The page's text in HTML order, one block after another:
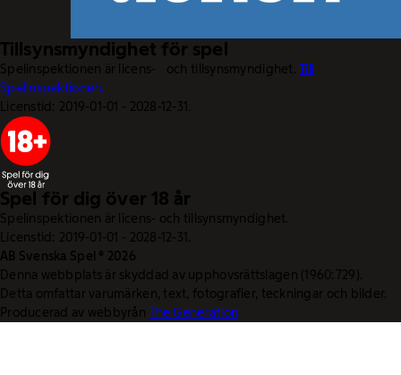
Tillsynsmyndighet för spel
Spelinspektionen är licens- och tillsynsmyndighet.Till
Spelinspektionen.
Licenstid: 2019-01-01 - 2028-12-31.
Spel för dig över 18 år
Spelinspektionen är licens- och tillsynsmyndighet.
Licenstid: 2019-01-01 - 2028-12-31.
AB Svenska Spel © 2026
Denna webbplats är skyddad av upphovsrättslagen (1960:729).
Detta omfattar varumärken, text, fotografier, teckningar och bilder.
Producerad av webbyrånThe Generation